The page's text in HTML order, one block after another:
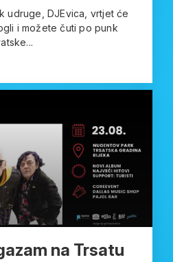
udruge, DJEvica, vrtjet će
i možete čuti po punk
na Trsatu